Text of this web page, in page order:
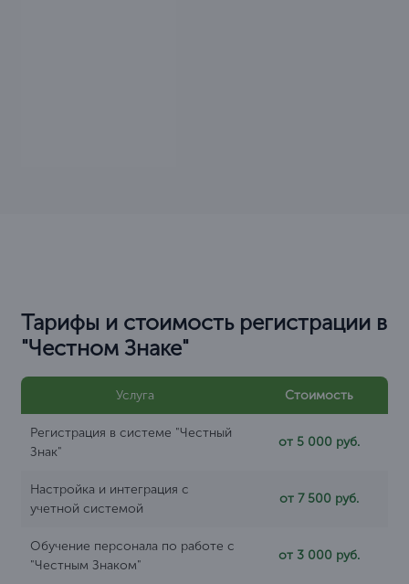
Тарифы и стоимость регистрации в
"Честном Знаке"
Услуга Стоимость
Регистрация в системе "Честный
Знак"
от 5 000 руб.
Настройка и интеграция с
учетной системой
от 7 500 руб.
Обучение персонала по работе с
"Честным Знаком"
от 3 000 руб.